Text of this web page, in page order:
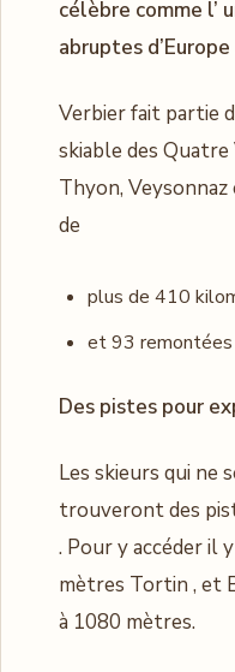
célèbre comme l’
abruptes d’Europe
Verbier fait partie
skiable des
Thyon,
de
plus de 410
et 93 remontées
Des pistes pour
Les skieurs qui ne
trouveront des
. Pour y accéder il
mètres Tortin , et
à 1080 mètres.